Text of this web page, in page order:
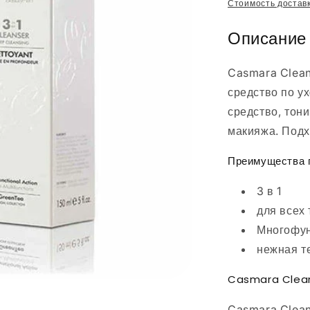
Стоимость
Описание
Casmara
средство по
средство,
макияжа.
Преимущества
3 в 1
для всех
нежная
Casmara